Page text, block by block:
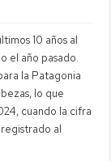
10 años al
el año pasado.
la Patagonia
lo que
cuando la cifra
al